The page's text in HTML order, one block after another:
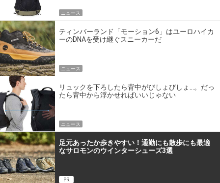
ニュース
ティンバーランド「モーション6」はユーロハイカ
ーのDNAを受け継ぐスニーカーだ
ニュース
リュックを下ろしたら背中がびしょびしょ…。だっ
たら背中から浮かせればいいじゃない
ニュース
足元あったか歩きやすい！通勤にも散歩にも最適
なサロモンのウインターシューズ3選
PR